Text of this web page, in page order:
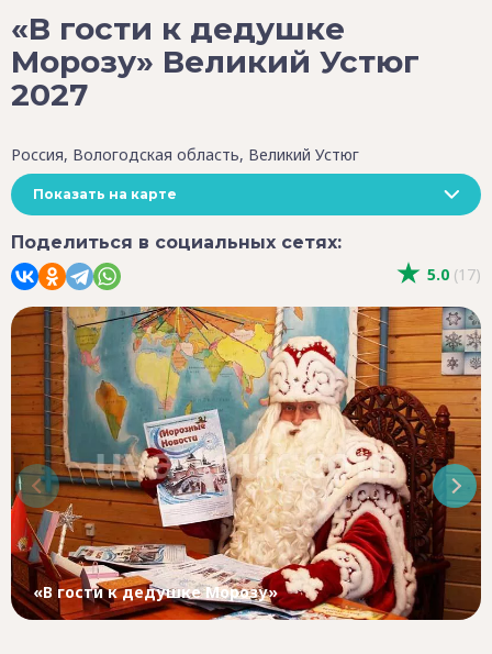
«В гости к дедушке
Морозу» Великий Устюг
2027
Россия, Вологодская область, Великий Устюг
Показать на карте
Поделиться в социальных сетях:
5.0 (17)
«В гости к дедушке Морозу»